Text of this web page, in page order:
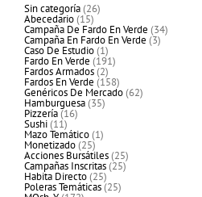
Sin categoría 2626
productos
Abecedario 1515
productos
Campaña De Fardo En Verde 3434
productos
Campaña En Fardo En Verde 33
productos
Caso De Estudio 11
producto
Fardo En Verde 191191
productos
Fardos Armados 22
productos
Fardos En Verde 158158
productos
Genéricos De Mercado 6262
productos
Hamburguesa 3535
productos
Pizzería 1616
productos
Sushi 1111
productos
Mazo Temático 11
producto
Monetizado 2525
productos
Acciones Bursátiles 2525
productos
Campañas Inscritas 2525
productos
Habita Directo 2525
productos
Poleras Temáticas 2525